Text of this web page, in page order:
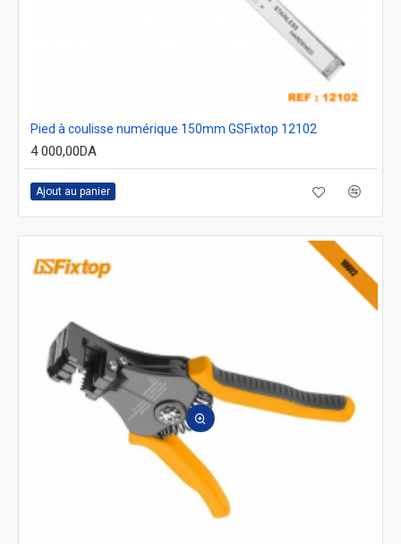
Pied à coulisse numérique 150mm GSFixtop 12102
4 000,00DA
Ajout au panier